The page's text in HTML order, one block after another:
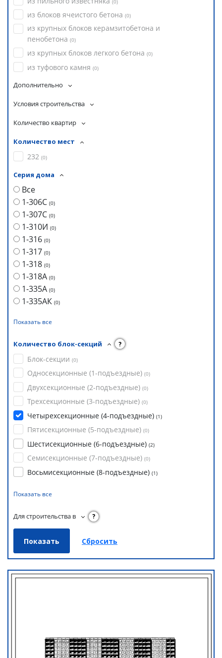
из блоков ячеистого бетона (0)
из крупных блоков керамзитобетона и
пенобетона (0)
из крупных блоков легкого бетона (0)
из туфового камня (0)
Дополнительно
Условия строительства
Количество квартир
Количество мест
232 (0)
Серия дома
Все
1-306С (0)
1-307С (0)
1-310И (0)
1-316 (0)
1-317 (0)
1-318 (0)
1-318А (0)
1-335А (0)
1-335АК (0)
Показать все
Количество блок-секций ?
Блок-секции (0)
Односекционные (1-подъездные) (0)
Двухсекционные (2-подъездные) (0)
Трехсекционные (3-подъездные) (0)
Четырехсекционные (4-подъездные) (1)
Пятисекционные (5-подъездные) (0)
Шестисекционные (6-подъездные) (2)
Семисекционные (7-подъездные) (0)
Восьмисекционные (8-подъездные) (1)
Показать все
Для строительства в ?